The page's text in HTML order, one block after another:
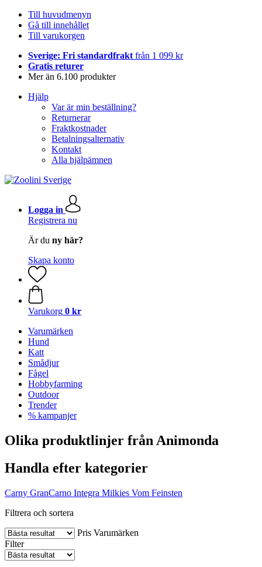
Till huvudmenyn
Gå till innehållet
Till varukorgen
Sverige: Fri standardfrakt från 1 099 kr
Gratis returer
Mer än 6.100 produkter
Hjälp
Var är min beställning?
Returnerar
Fraktkostnader
Betalningsalternativ
Kontakt
Alla hjälpämnen
Logga in
Registrera nu
Är du ny här?
Skapa konto
Varukorg 0 kr
Varumärken
Hund
Katt
Smådjur
Fågel
Hobbyfarming
Outdoor
Trender
% kampanjer
Olika produktlinjer från Animonda
Handla efter kategorier
Carny GranCarno Integra Milkies Vom Feinsten
Filtrera och sortera
Pris Varumärken
Filter